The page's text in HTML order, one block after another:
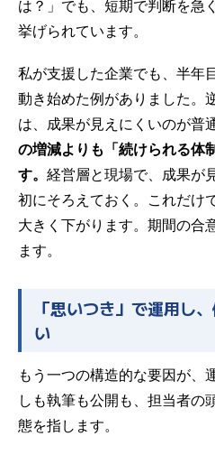
は？」でも、短期で判断を急
挙げられています。
私が支援した企業でも、半年
動き始めた例がありました。
は、成果が見えにくいのが普
の増減よりも「続けられる体
す。 経営層と現場で、成果が
初にそろえておく。これだけ
大きく下がります。期間の合
ます。
「思いつき」で運用し
い
もう一つの構造的な要因が、
しも執筆も公開も、担当者の
態を指します。